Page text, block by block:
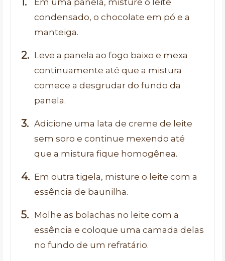
condensado, o chocolate em pó e a
manteiga.
Leve a panela ao fogo baixo e mexa
continuamente até que a mistura
comece a desgrudar do fundo da
panela.
Adicione uma lata de creme de leite
sem soro e continue mexendo até
que a mistura fique homogênea.
Em outra tigela, misture o leite com a
essência de baunilha.
Molhe as bolachas no leite com a
essência e coloque uma camada delas
no fundo de um refratário.